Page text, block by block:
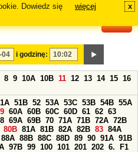
Dowiedz się
więcej x
i godzinę:
8 9 10A 10B 11 12 13 14 15 16
51B 52 53A 53C 53B 54B 55A
60A 60B 60C 60D 61 62 63
69A 69B 70 71A 71B 72A 72B
80B 81A 81B 82A 82B 83 84A
88A 88B 88C 88D 89 90 91A 91B
97B 99 100 101 201 202 6.
F1